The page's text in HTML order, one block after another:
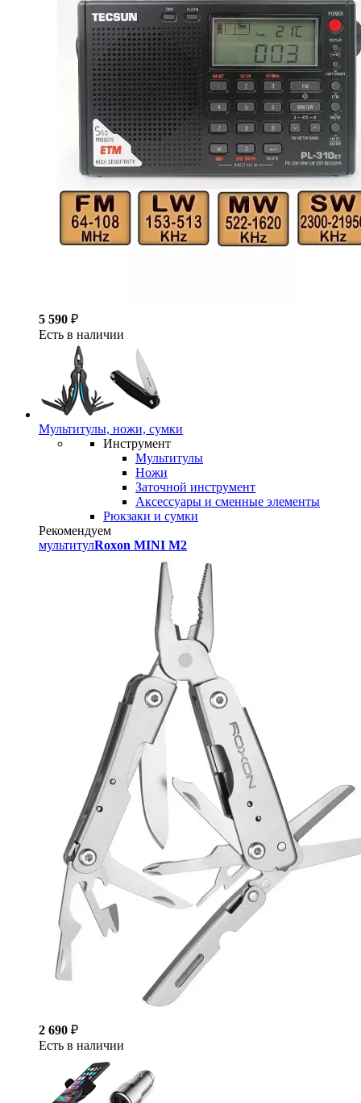
5 590 ₽
Есть в наличии
Мультитулы, ножи, сумки
Инструмент
Мультитулы
Ножи
Заточной инструмент
Аксессуары и сменные элементы
Рюкзаки и сумки
Рекомендуем
мультитулRoxon MINI M2
2 690 ₽
Есть в наличии